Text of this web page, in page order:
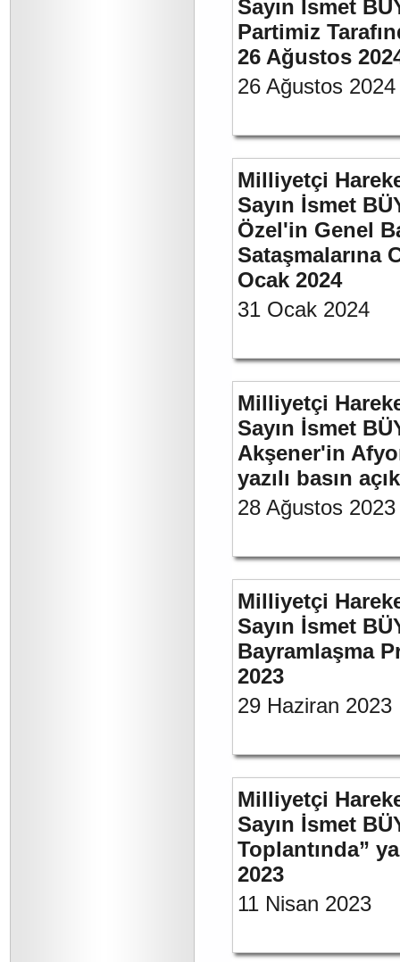
Sayın İsmet
Partimiz
26 Ağustos
26 Ağustos 2024
Milliyetçi
Sayın İsmet
Özel'in Genel
Sataşmalarına
Ocak 2024
31 Ocak 2024
Milliyetçi
Sayın İsmet
Akşener'in
yazılı basın
28 Ağustos 2023
Milliyetçi
Sayın İsmet
Bayramlaşma
2023
29 Haziran 2023
Milliyetçi
Sayın İsmet
Toplantında”
2023
11 Nisan 2023